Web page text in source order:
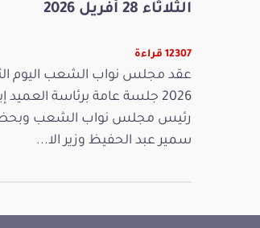
الثلاثاء 28 أفريل 2026
12307 قراءة
2026 جلسة عامة برئاسة العميد
رئيس مجلس نواب الشعب
سمير عبد الحفيظ وزير الا...